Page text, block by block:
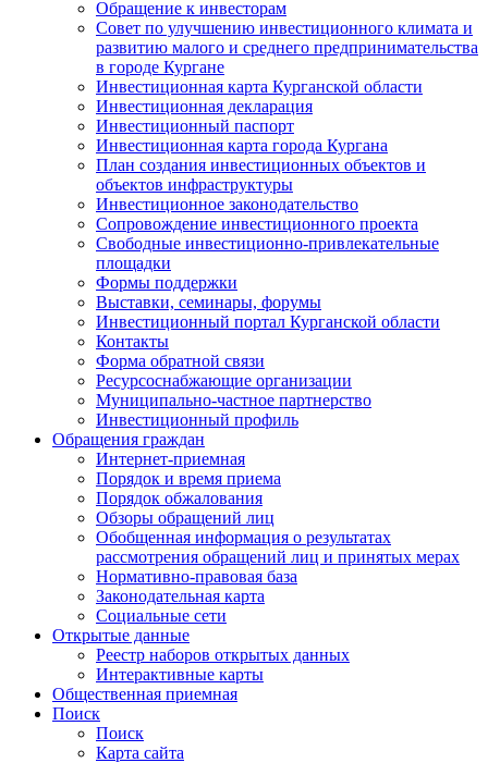
Обращение к инвесторам
Совет по улучшению инвестиционного климата и
развитию малого и среднего предпринимательства
в городе Кургане
Инвестиционная карта Курганской области
Инвестиционная декларация
Инвестиционный паспорт
Инвестиционная карта города Кургана
План создания инвестиционных объектов и
объектов инфраструктуры
Инвестиционное законодательство
Сопровождение инвестиционного проекта
Свободные инвестиционно-привлекательные
площадки
Формы поддержки
Выставки, семинары, форумы
Инвестиционный портал Курганской области
Контакты
Форма обратной связи
Ресурсоснабжающие организации
Муниципально-частное партнерство
Инвестиционный профиль
Обращения граждан
Интернет-приемная
Порядок и время приема
Порядок обжалования
Обзоры обращений лиц
Обобщенная информация о результатах
рассмотрения обращений лиц и принятых мерах
Нормативно-правовая база
Законодательная карта
Социальные сети
Открытые данные
Реестр наборов открытых данных
Интерактивные карты
Общественная приемная
Поиск
Поиск
Карта сайта